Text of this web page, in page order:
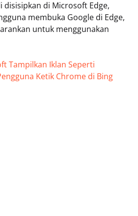
disisipkan di Microsoft Edge,
membuka Google di Edge,
untuk menggunakan
Tampilkan Iklan Seperti
Ketik Chrome di Bing